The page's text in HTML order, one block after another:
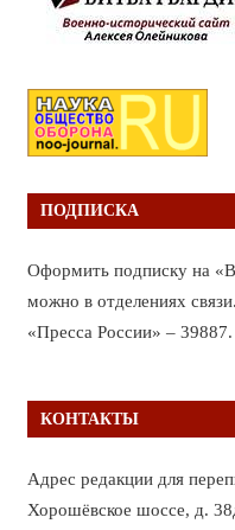
ПОДПИСКА
Оформить подписку на
можно в отделениях
«Пресса России» – 39887.
КОНТАКТЫ
Адрес редакции для
Хорошёвское шоссе, д.